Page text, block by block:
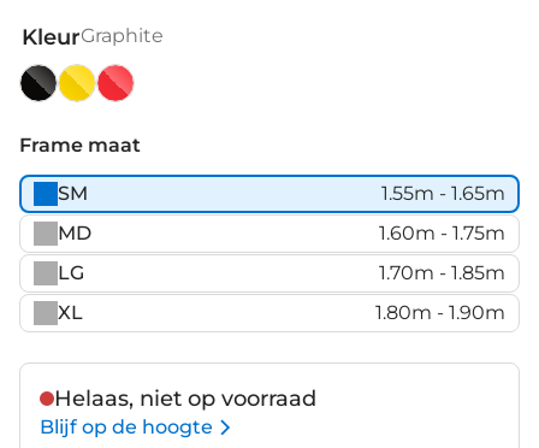
KleurGraphite
Red
Frame maat
SM
1.55m - 1.65m
MD
1.60m - 1.75m
LG
1.70m - 1.85m
XL
1.80m - 1.90m
Helaas, niet op voorraad
Blijf op de hoogte